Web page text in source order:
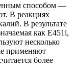
способом —
В реакциях
В результате
как Е451i,
несколько
применяют
более